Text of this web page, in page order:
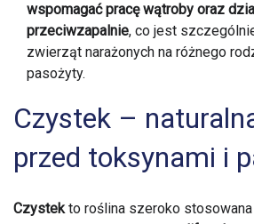
wspomagać pracę wątroby oraz
przeciwzapalnie, co jest
zwierząt narażonych na różnego
pasożyty.
Czystek –
przed toksynami i
Czystekto roślina szeroko